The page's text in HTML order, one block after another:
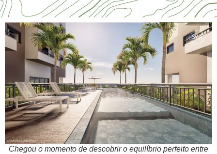
Chegou o momento de descobrir o equilíbrio perfeito entre